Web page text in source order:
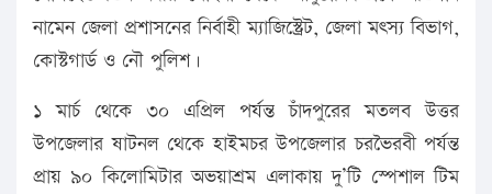
নামেন জেলা প্রশাসনের নির্বাহী ম্যাজিস্ট্রেট, জেলা মৎস্য বিভাগ,
কোস্টগার্ড ও নৌ পুলিশ।
১ মার্চ থেকে ৩০ এপ্রিল পর্যন্ত চাঁদপুরের মতলব উত্তর
উপজেলার ষাটনল থেকে হাইমচর উপজেলার চরভৈরবী পর্যন্ত
প্রায় ৯০ কিলোমিটার অভয়াশ্রম এলাকায় দু’টি স্পেশাল টিম